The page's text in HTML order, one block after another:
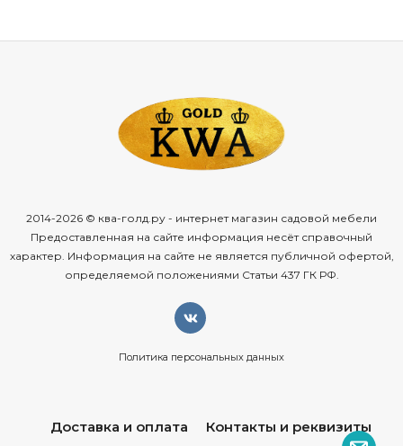
2014-2026 © ква-голд.ру - интернет магазин садовой мебели
Предоставленная на сайте информация несёт справочный
характер. Информация на сайте не является публичной офертой,
определяемой положениями Статьи 437 ГК РФ.
Политика персональных данных
Доставка и оплата Контакты и реквизиты